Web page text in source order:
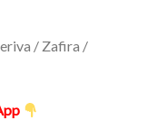
/ Zafira /